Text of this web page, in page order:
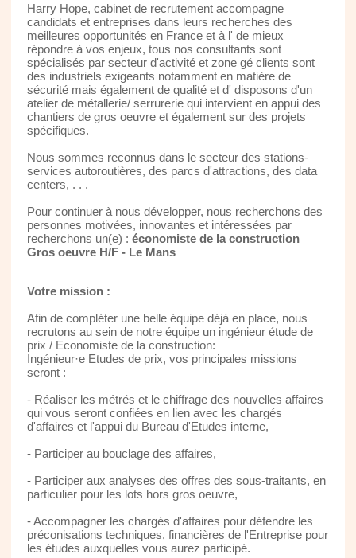
Harry Hope, cabinet de recrutement accompagne
candidats et entreprises dans leurs recherches des
meilleures opportunités en France et à l' de mieux
répondre à vos enjeux, tous nos consultants sont
spécialisés par secteur d'activité et zone gé clients sont
des industriels exigeants notamment en matière de
sécurité mais également de qualité et d' disposons d'un
atelier de métallerie/ serrurerie qui intervient en appui des
chantiers de gros oeuvre et également sur des projets
spécifiques.
Nous sommes reconnus dans le secteur des stations-
services autoroutières, des parcs d'attractions, des data
centers, . . .
Pour continuer à nous développer, nous recherchons des
personnes motivées, innovantes et intéressées par
recherchons un(e) : économiste de la construction
Gros oeuvre H/F - Le Mans
Votre mission :
Afin de compléter une belle équipe déjà en place, nous
recrutons au sein de notre équipe un ingénieur étude de
prix / Economiste de la construction:
Ingénieur·e Etudes de prix, vos principales missions
seront :
- Réaliser les métrés et le chiffrage des nouvelles affaires
qui vous seront confiées en lien avec les chargés
d'affaires et l'appui du Bureau d'Etudes interne,
- Participer au bouclage des affaires,
- Participer aux analyses des offres des sous-traitants, en
particulier pour les lots hors gros oeuvre,
- Accompagner les chargés d'affaires pour défendre les
préconisations techniques, financières de l'Entreprise pour
les études auxquelles vous aurez participé.